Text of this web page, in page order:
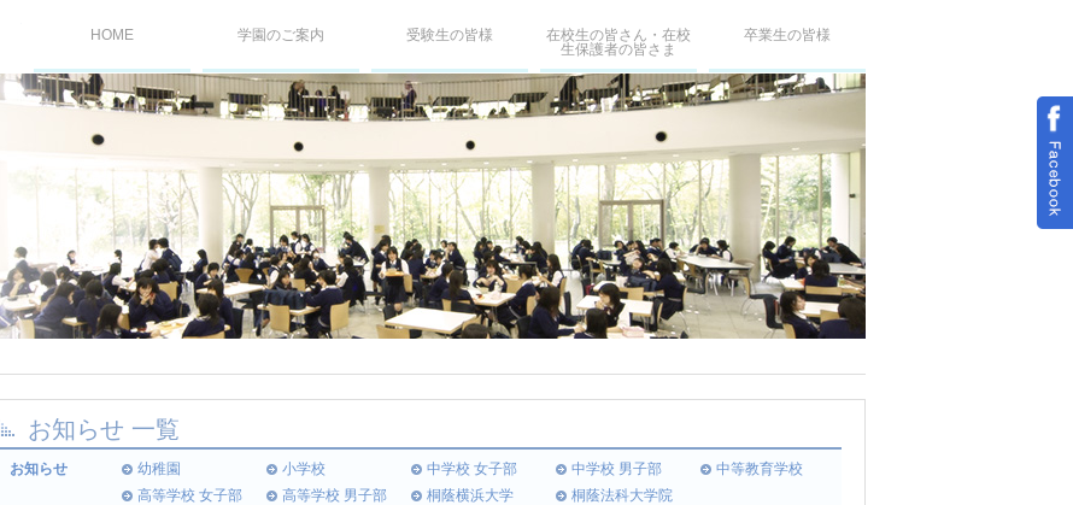
HOME 学園のご案内 受験生の皆様
在校生の皆さん・在校
生保護者の皆さま
卒業生の皆様
お知らせ 一覧
お知らせ 幼稚園 小学校 中学校 女子部 中学校 男子部
中等教育学校
高等学校 女子部
高等学校 男子部 桐蔭横浜大学 桐蔭法科大学院